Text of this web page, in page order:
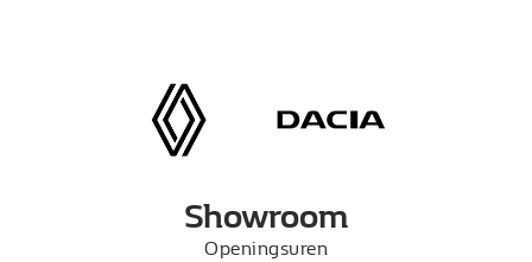
Showroom
Openingsuren